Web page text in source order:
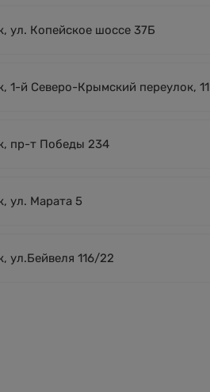
ул. Копейское шоссе 37Б
1-й Северо-Крымский переулок, 11
пр-т Победы 234
ул. Марата 5
ул.Бейвеля 116/22